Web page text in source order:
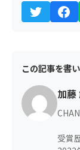
この記事を書
加藤
受賞